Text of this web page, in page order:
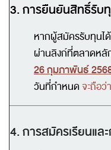
3. การยืนยันสิทธิ์รับ
หากผู้สมัครรับทุนไ
ผ่านลิงก์ที่ตลาดห
26 กุมภาพันธ์
วันที่กำหนดจะถือว่า
4.การสมัครเรียนแล